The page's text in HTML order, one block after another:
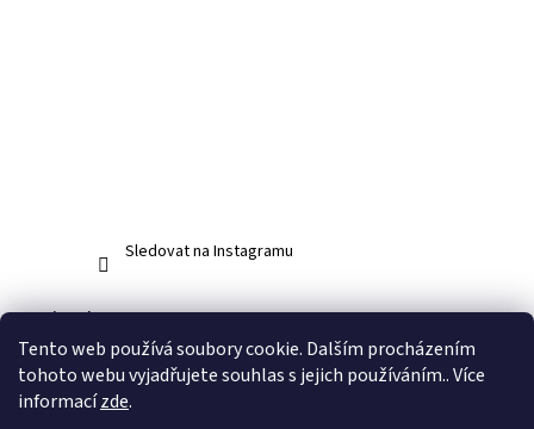
Tento web používá soubory cookie. Dalším procházením
tohoto webu vyjadřujete souhlas s jejich používáním.. Více
informacízde.
Sledovat na Instagramu
Facebook